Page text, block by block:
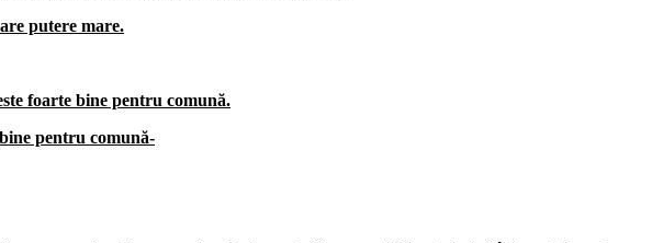
putere mare.
foarte bine pentru comună.
pentru comună-